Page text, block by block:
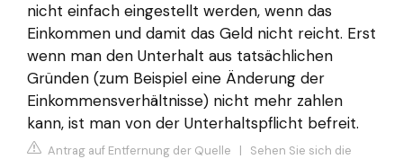
nicht einfach eingestellt werden, wenn das
Einkommen und damit das Geld nicht reicht. Erst
wenn man den Unterhalt aus tatsächlichen
Gründen (zum Beispiel eine Änderung der
Einkommensverhältnisse) nicht mehr zahlen
kann, ist man von der Unterhaltspflicht befreit.
Antrag auf Entfernung der Quelle | Sehen Sie sich die